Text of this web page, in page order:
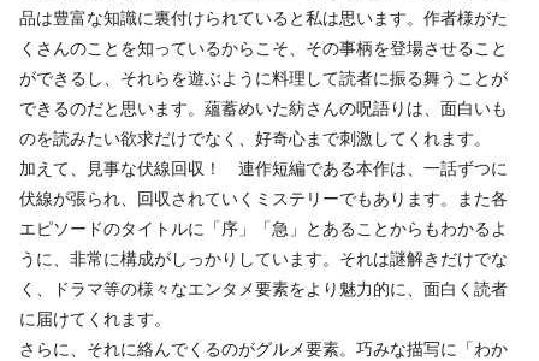
品は豊富な知識に裏付けられていると私は思います。作者様がた
くさんのことを知っているからこそ、その事柄を登場させること
ができるし、それらを遊ぶように料理して読者に振る舞うことが
できるのだと思います。蘊蓄めいた紡さんの呪語りは、面白いも
のを読みたい欲求だけでなく、好奇心まで刺激してくれます。
加えて、見事な伏線回収！ 連作短編である本作は、一話ずつに
伏線が張られ、回収されていくミステリーでもあります。また各
エピソードのタイトルに「序」「急」とあることからもわかるよ
うに、非常に構成がしっかりしています。それは謎解きだけでな
く、ドラマ等の様々なエンタメ要素をより魅力的に、面白く読者
に届けてくれます。
さらに、それに絡んでくるのがグルメ要素。巧みな描写に「わか